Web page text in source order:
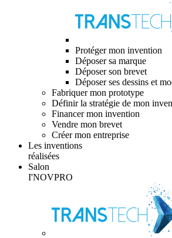
Protéger mon invention
Déposer sa marque
Déposer son brevet
Déposer ses dessins et
Fabriquer mon prototype
Définir la stratégie de mon
Financer mon invention
Vendre mon brevet
Créer mon entreprise
Les inventions
réalisées
Salon
I'NOVPRO